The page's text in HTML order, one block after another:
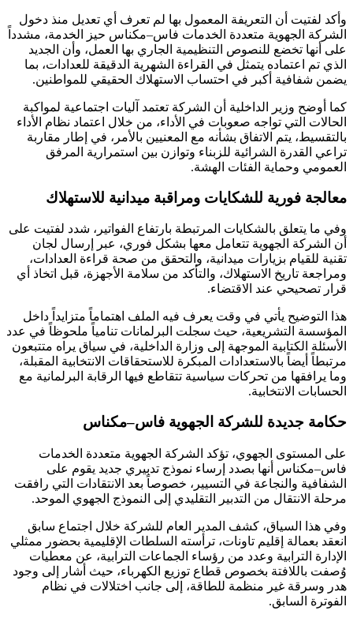
وأكد لفتيت أن التعريفة المعمول بها لم تعرف أي تعديل منذ دخول
الشركة الجهوية متعددة الخدمات فاس–مكناس حيز الخدمة، مشدداً
على أنها تخضع للنصوص التنظيمية الجاري بها العمل، وأن الجديد
الذي تم اعتماده يتمثل في القراءة الشهرية الدقيقة للعدادات، بما
يضمن شفافية أكبر في احتساب الاستهلاك الحقيقي للمواطنين.
كما أوضح وزير الداخلية أن الشركة تعتمد آليات اجتماعية لمواكبة
الحالات التي تواجه صعوبات في الأداء، من خلال اعتماد نظام الأداء
بالتقسيط، يتم الاتفاق بشأنه مع المعنيين بالأمر، في إطار مقاربة
تراعي القدرة الشرائية للزبناء وتوازن بين استمرارية المرفق
العمومي وحماية الفئات الهشة.
معالجة فورية للشكايات ومراقبة ميدانية للاستهلاك
وفي ما يتعلق بالشكايات المرتبطة بارتفاع الفواتير، شدد لفتيت على
أن الشركة الجهوية تتعامل معها بشكل فوري، عبر إرسال لجان
تقنية للقيام بزيارات ميدانية، والتحقق من صحة قراءة العدادات،
ومراجعة تاريخ الاستهلاك، والتأكد من سلامة الأجهزة، قبل اتخاذ أي
قرار تصحيحي عند الاقتضاء.
هذا التوضيح يأتي في وقت يعرف فيه الملف اهتماماً متزايداً داخل
المؤسسة التشريعية، حيث سجلت البرلمانات تنامياً ملحوظاً في عدد
الأسئلة الكتابية الموجهة إلى وزارة الداخلية، في سياق يراه متتبعون
مرتبطاً أيضاً بالاستعدادات المبكرة للاستحقاقات الانتخابية المقبلة،
وما يرافقها من تحركات سياسية تتقاطع فيها الرقابة البرلمانية مع
الحسابات الانتخابية.
حكامة جديدة للشركة الجهوية فاس–مكناس
على المستوى الجهوي، تؤكد الشركة الجهوية متعددة الخدمات
فاس–مكناس أنها بصدد إرساء نموذج تدبيري جديد يقوم على
الشفافية والنجاعة في التسيير، خصوصاً بعد الانتقادات التي رافقت
مرحلة الانتقال من التدبير التقليدي إلى النموذج الجهوي الموحد.
وفي هذا السياق، كشف المدير العام للشركة خلال اجتماع سابق
انعقد بعمالة إقليم تاونات، ترأسته السلطات الإقليمية بحضور ممثلي
الإدارة الترابية وعدد من رؤساء الجماعات الترابية، عن معطيات
وُصفت باللافتة بخصوص قطاع توزيع الكهرباء، حيث أشار إلى وجود
هدر وسرقة غير منظمة للطاقة، إلى جانب اختلالات في نظام
الفوترة السابق.